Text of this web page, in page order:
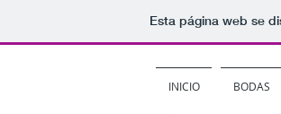
Esta página web se
INICIO BODAS